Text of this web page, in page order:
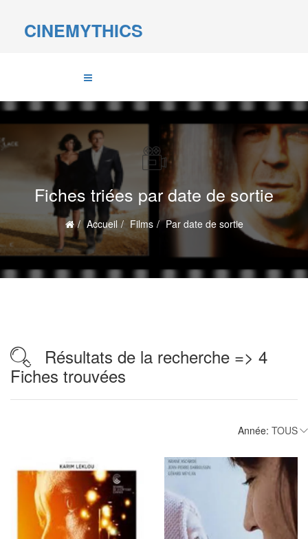
CINEMYTHICS
Fiches triées par date de sortie
Accueil Films Par date de sortie
Résultats de la recherche => 4
Fiches trouvées
Année: